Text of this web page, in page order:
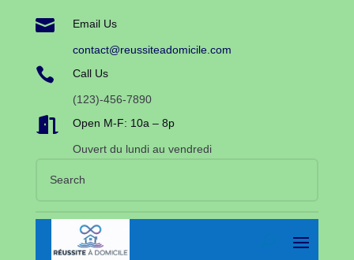
 Email Us
contact@reussiteadomicile.com
 Call Us
(123)-456-7890
 Open M-F: 10a – 8p
Ouvert du lundi au vendredi